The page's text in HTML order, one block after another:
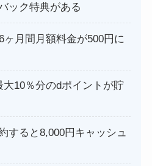
ック特典がある
ヶ月間月額料金が500円に
10％分のdポイントが貯
すると8,000円キャッシュ